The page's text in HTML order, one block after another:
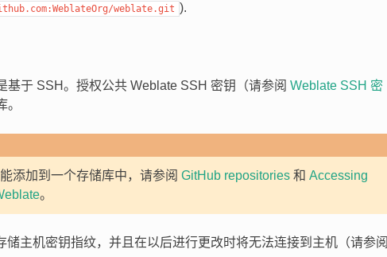
weblate.git ).
基于 SSH。授权公共 Weblate SSH 密钥（请参阅 Weblate SSH 密
添加到一个存储库中，请参阅 GitHub repositories和 Accessing
。
储主机密钥指纹，并且在以后进行更改时将无法连接到主机（请参阅